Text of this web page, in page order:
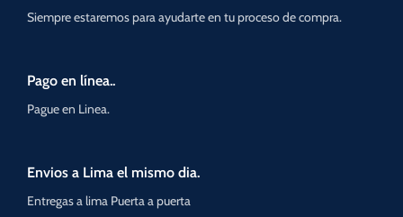
Siempre estaremos para ayudarte en tu proceso de compra.
Pago en línea..
Pague en Linea.
Envios a Lima el mismo dia.
Entregas a lima Puerta a puerta